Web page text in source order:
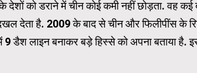
को डराने में चीन कोई कमी नहीं छोड़ता. वह कई
दखल देता है. 2009 के बाद से चीन और फिलीपींस के
9 डैश लाइन बनाकर बड़े हिस्से को अपना बताया है.